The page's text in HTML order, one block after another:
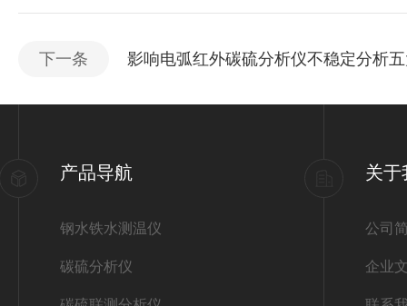
下一条 影响电弧红外碳硫分析仪不稳定分析
产品导航
钢水铁水测温仪
碳硫分析仪
关于
公司
企业